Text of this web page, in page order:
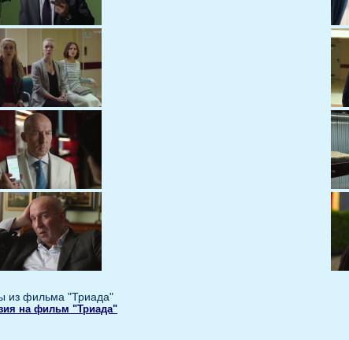
из фильма "Триада"
на фильм "Триада"